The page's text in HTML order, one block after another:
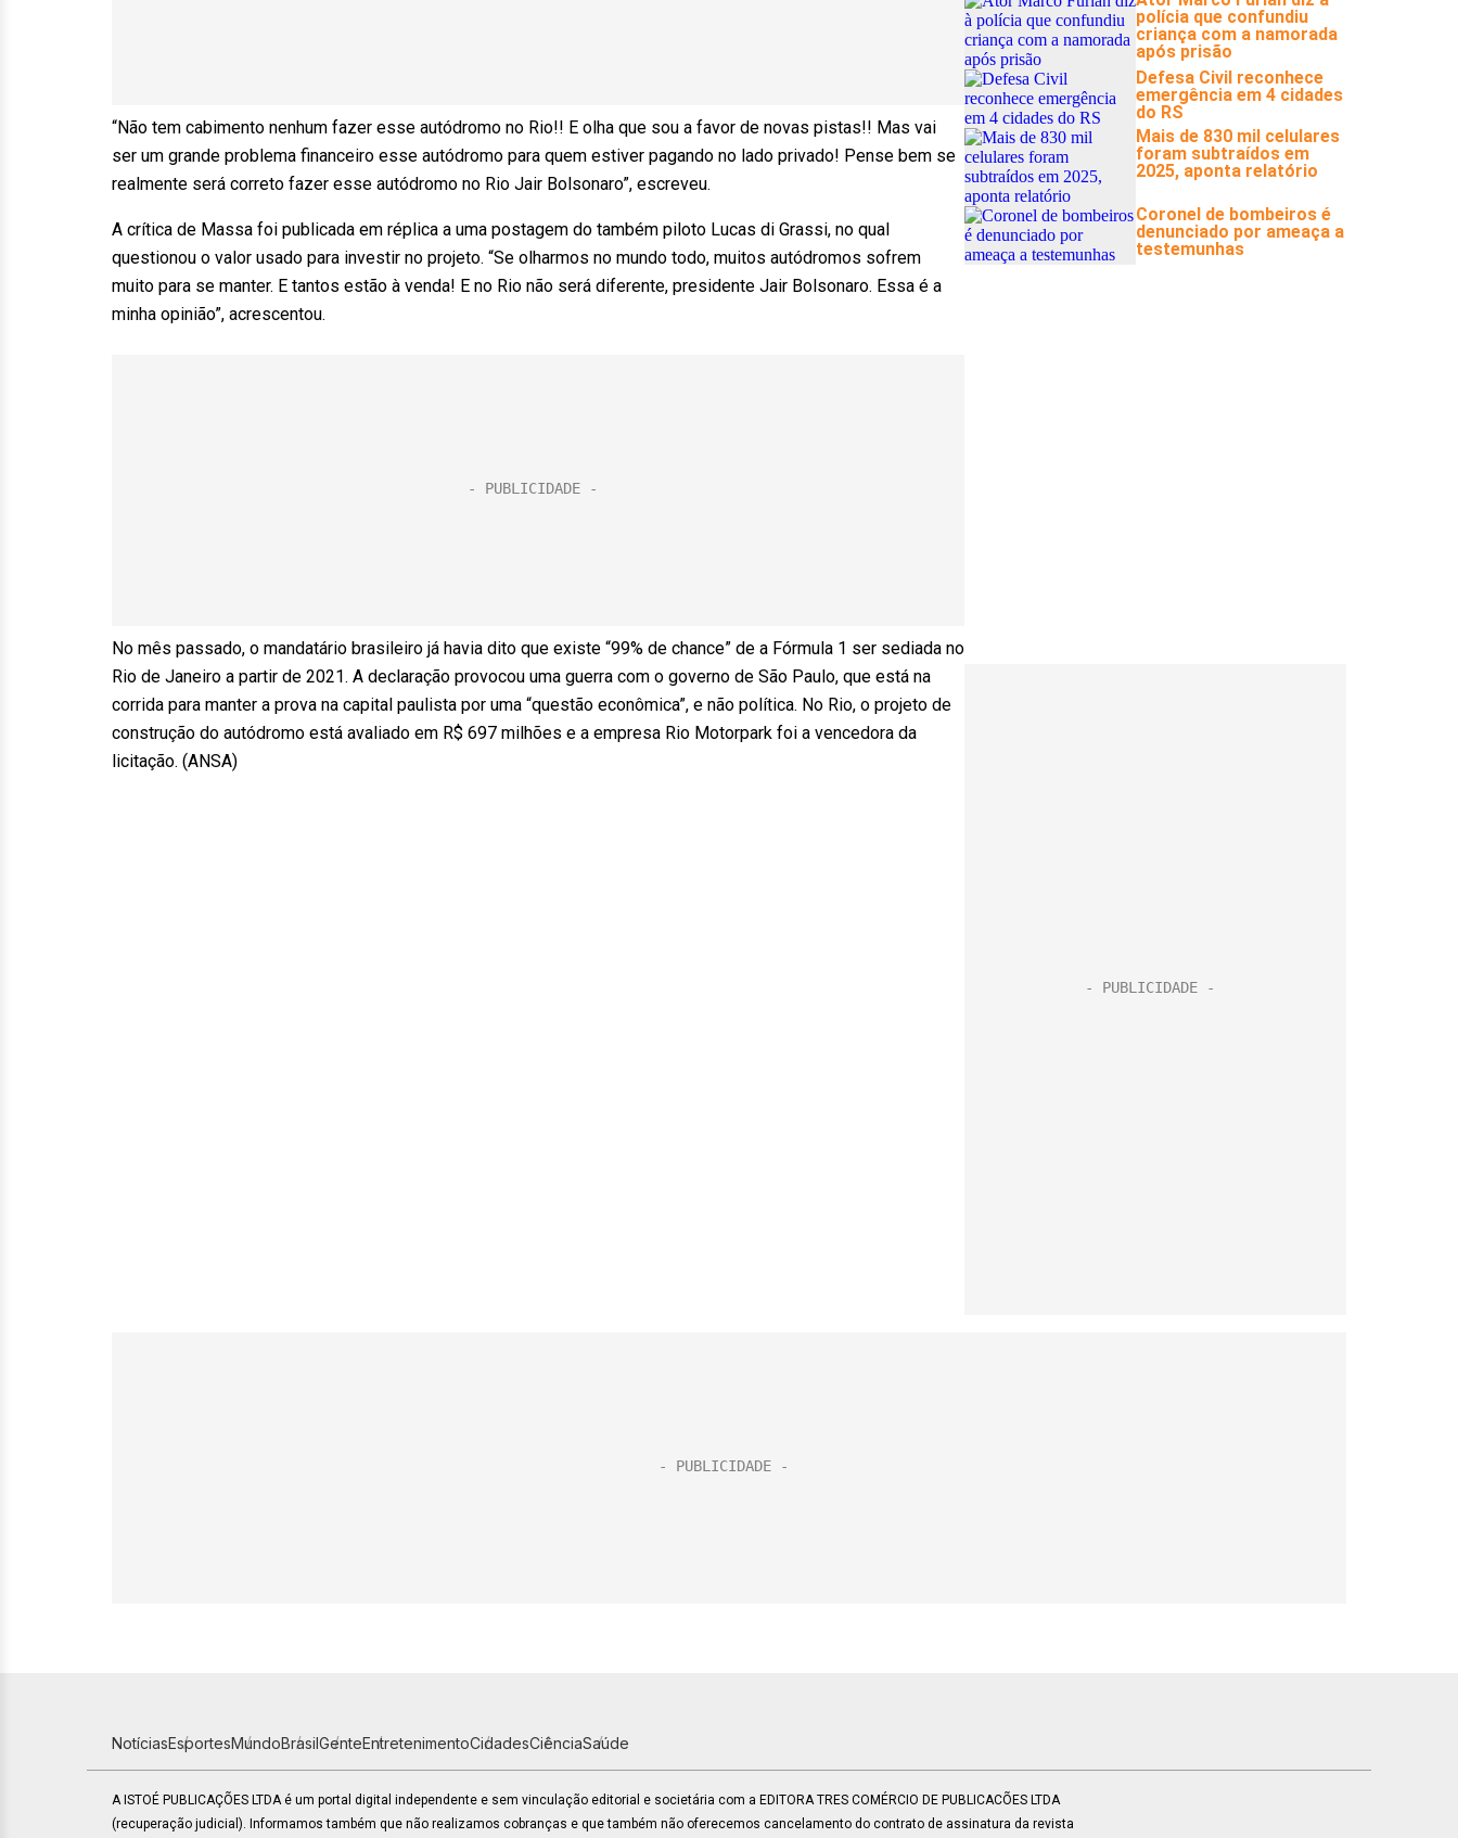
“Não tem cabimento nenhum fazer esse autódromo no Rio!! E olha que sou a favor de novas pistas!! Mas vai
ser um grande problema financeiro esse autódromo para quem estiver pagando no lado privado! Pense bem se
realmente será correto fazer esse autódromo no Rio Jair Bolsonaro”, escreveu.
A crítica de Massa foi publicada em réplica a uma postagem do também piloto Lucas di Grassi, no qual
questionou o valor usado para investir no projeto. “Se olharmos no mundo todo, muitos autódromos sofrem
muito para se manter. E tantos estão à venda! E no Rio não será diferente, presidente Jair Bolsonaro. Essa é a
minha opinião”, acrescentou.
No mês passado, o mandatário brasileiro já havia dito que existe “99% de chance” de a Fórmula 1 ser sediada no
Rio de Janeiro a partir de 2021. A declaração provocou uma guerra com o governo de São Paulo, que está na
corrida para manter a prova na capital paulista por uma “questão econômica”, e não política. No Rio, o projeto de
construção do autódromo está avaliado em R$ 697 milhões e a empresa Rio Motorpark foi a vencedora da
licitação. (ANSA)
NotíciasEsportesMundoBrasilGenteEntretenimentoCidadesCiênciaSaúde
A ISTOÉ PUBLICAÇÕES LTDA é um portal digital independente e sem vinculação editorial e societária com a EDITORA TRES COMÉRCIO DE PUBLICACÕES LTDA
(recuperação judicial). Informamos também que não realizamos cobranças e que também não oferecemos cancelamento do contrato de assinatura da revista